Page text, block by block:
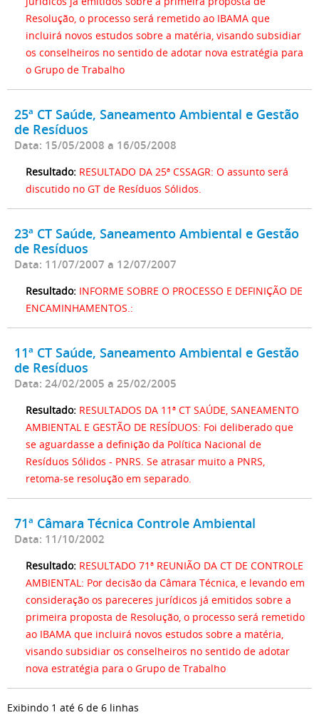
Resolução, o processo será remetido ao IBAMA que
incluirá novos estudos sobre a matéria, visando subsidiar
os conselheiros no sentido de adotar nova estratégia para
o Grupo de Trabalho
25ª CT Saúde, Saneamento Ambiental e Gestão
de Resíduos
Data: 15/05/2008 a 16/05/2008
Resultado: RESULTADO DA 25ª CSSAGR: O assunto será
discutido no GT de Resíduos Sólidos.
23ª CT Saúde, Saneamento Ambiental e Gestão
de Resíduos
Data: 11/07/2007 a 12/07/2007
Resultado: INFORME SOBRE O PROCESSO E DEFINIÇÃO DE
ENCAMINHAMENTOS.:
11ª CT Saúde, Saneamento Ambiental e Gestão
de Resíduos
Data: 24/02/2005 a 25/02/2005
Resultado: RESULTADOS DA 11ª CT SAÚDE, SANEAMENTO
AMBIENTAL E GESTÃO DE RESÍDUOS: Foi deliberado que
se aguardasse a definição da Política Nacional de
Resíduos Sólidos - PNRS. Se atrasar muito a PNRS,
retoma-se resolução em separado.
71ª Câmara Técnica Controle Ambiental
Data: 11/10/2002
Resultado: RESULTADO 71ª REUNIÃO DA CT DE CONTROLE
AMBIENTAL: Por decisão da Câmara Técnica, e levando em
consideração os pareceres jurídicos já emitidos sobre a
primeira proposta de Resolução, o processo será remetido
ao IBAMA que incluirá novos estudos sobre a matéria,
visando subsidiar os conselheiros no sentido de adotar
nova estratégia para o Grupo de Trabalho
Exibindo 1 até 6 de 6 linhas